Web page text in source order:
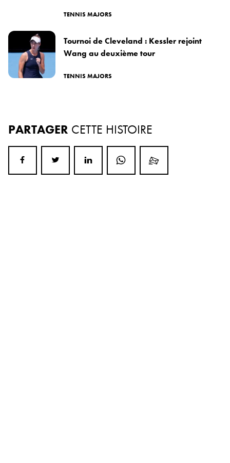
TENNIS MAJORS
Tournoi de Cleveland : Kessler rejoint
Wang au deuxième tour
TENNIS MAJORS
PARTAGER CETTE HISTOIRE